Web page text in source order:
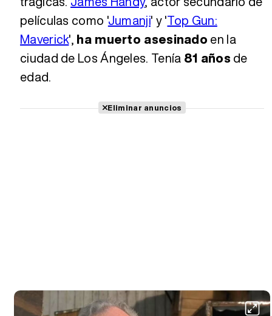
películas como 'Jumanji' y 'Top Gun:
Maverick', ha muerto asesinado en la
ciudad de Los Ángeles. Tenía 81 años de
edad.
Eliminar anuncios